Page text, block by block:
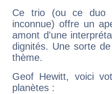
Ce trio (ou ce duo
inconnue) offre un
amont d'une
dignités. Une sorte
thème.
Geof Hewitt, voici
planètes :